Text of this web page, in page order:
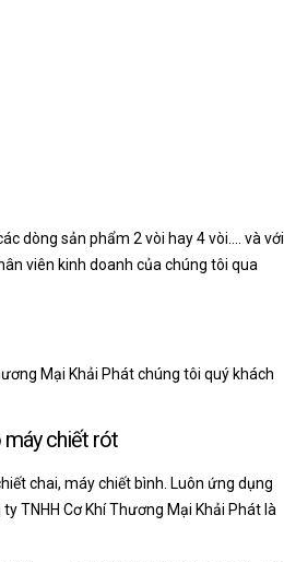
dòng sản phẩm 2 vòi hay 4 vòi…. và với
viên kinh doanh của chúng tôi qua
Mại Khải Phát chúng tôi quý khách
máy chiết rót
chai, máy chiết bình. Luôn ứng dụng
TNHH Cơ Khí Thương Mại Khải Phát là